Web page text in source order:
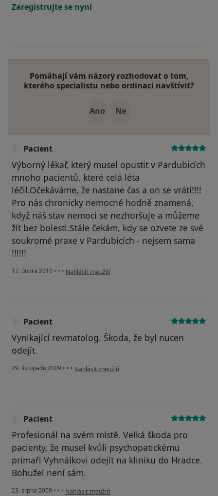
Zaregistrujte se nyní
Pomáhají vám názory rozhodovat o tom,
kterého specialistu nebo ordinaci navštívit?
Ano Ne
Pacient
Výborný lékař, který musel opustit v Pardubicích
mnoho pacientů, které celá léta
léčil.Očekáváme, že nastane čas a on se vrátí!!!!
Pro nás chronicky nemocné hodně znamená,
když náš stav nemoci se nezhoršuje a můžeme
žít bez bolesti.Stále čekám, kdy se ozvete ze své
soukromé praxe v Pardubicích - nejsem sama
!!!!!!
17. února 2010 • • • podle názoru uživatele Pacient
Nahlásit zneužití
Pacient
Vynikající revmatolog. Škoda, že byl nucen
odejít.
29. listopadu 2009 • • • podle názoru uživatele Pacient
Nahlásit zneužití
Pacient
Profesionál na svém místě. Velká škoda pro
pacienty, že musel kvůli psychopatickému
primaři Vyhnálkovi odejít na kliniku do Hradce.
Bohužel není sám.
23. srpna 2009 • • • podle názoru uživatele Pacient
Nahlásit zneužití